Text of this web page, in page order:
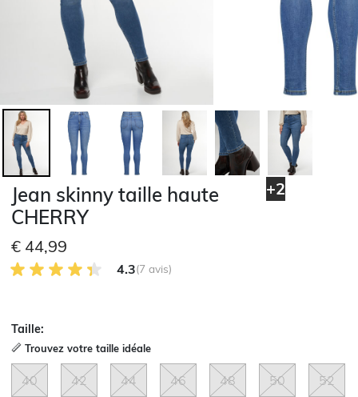
+2
Jean skinny taille haute
CHERRY
€ 44,99
4.3 sur 5 avis des clients
4.3(7 avis)
Taille:
Trouvez votre taille idéale
40 42 44 46 48 50 52